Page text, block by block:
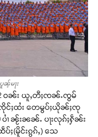
ပူၼ့်မႃး
2 ဝၼ်း ယူႇတီႈၸၼ်ႉၸွမ်
င်ႈထႆး တေမွပ်ႈယိုၼ်ႈၸု
ၢႆ ၼႂ်းၼၼ်ႉ ပႃးလုၵ်ႈႁဵၼ်း
(မိူင်းၵွၵ်ႇ) သေ